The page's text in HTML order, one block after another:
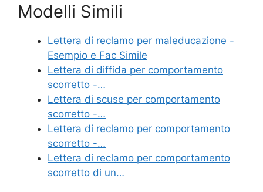
c
e
b
o
o
k
itt
er
er
e
st
ai
l
di
vi
di
Modelli Simili
Lettera di reclamo per maleducazione -
Esempio e Fac Simile
Lettera di diffida per comportamento
scorretto -…
Lettera di scuse per comportamento
scorretto -…
Lettera di reclamo per comportamento
scorretto -…
Lettera di reclamo per comportamento
scorretto di un…